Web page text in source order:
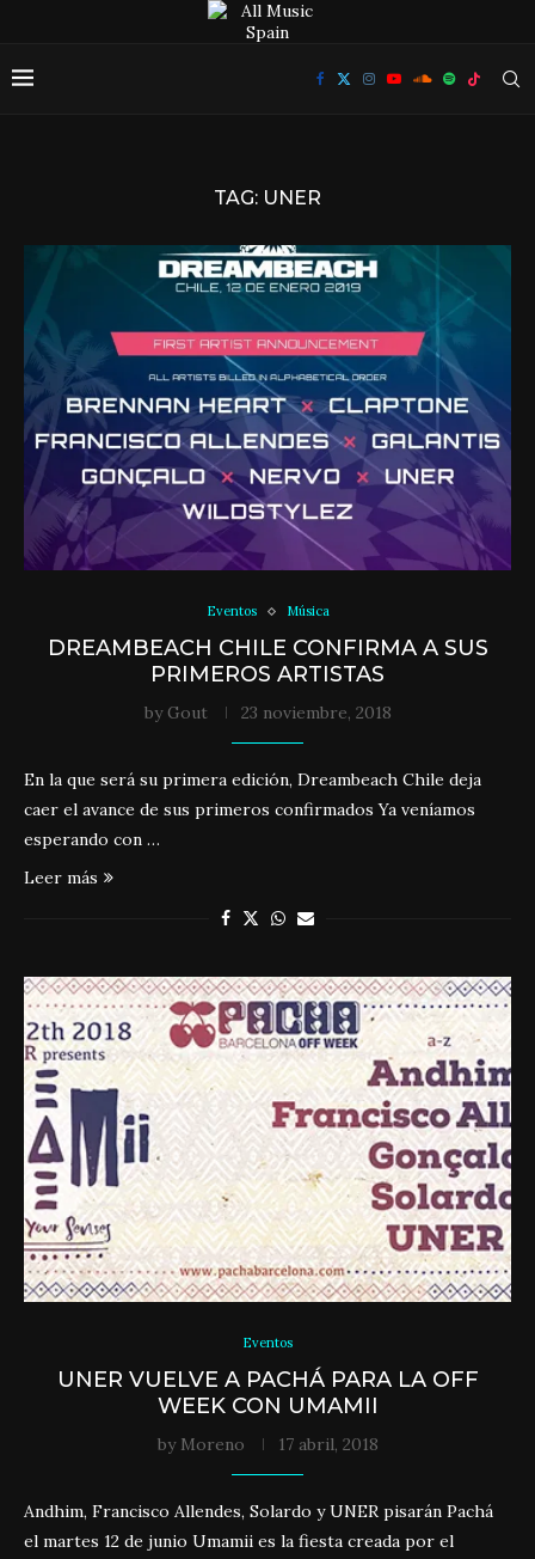
TAG: UNER
Eventos Música
DREAMBEACH CHILE CONFIRMA A SUS
PRIMEROS ARTISTAS
by Gout 23 noviembre, 2018
En la que será su primera edición, Dreambeach Chile deja
caer el avance de sus primeros confirmados Ya veníamos
esperando con …
Leer más
Eventos
UNER VUELVE A PACHÁ PARA LA OFF
WEEK CON UMAMII
by Moreno 17 abril, 2018
Andhim, Francisco Allendes, Solardo y UNER pisarán Pachá
el martes 12 de junio Umamii es la fiesta creada por el